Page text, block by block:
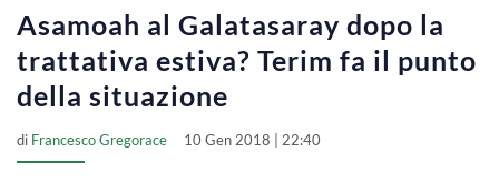
Asamoah al Galatasaray dopo la
trattativa estiva? Terim fa il punto
della situazione
di Francesco Gregorace 10 Gen 2018 | 22:40